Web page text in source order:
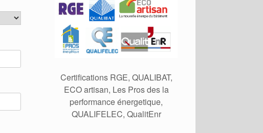
Certifications RGE, QUALIBAT,
ECO artisan, Les Pros des la
performance énergetique,
QUALIFELEC, QualitEnr